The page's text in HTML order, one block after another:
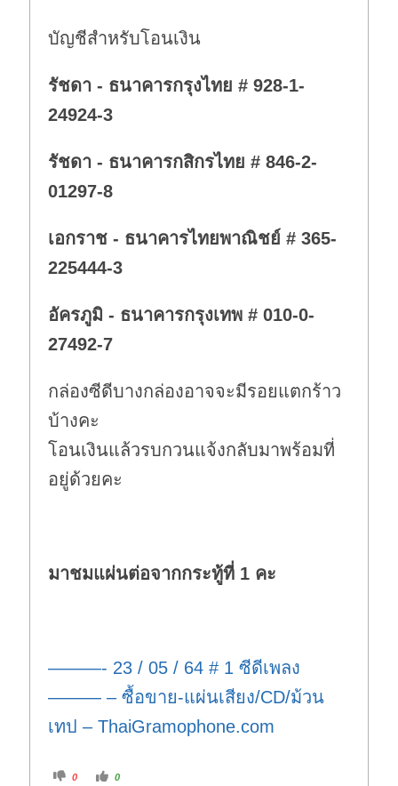
บัญชีสำหรับโอนเงิน
รัชดา - ธนาคารกรุงไทย # 928-1-
24924-3
รัชดา - ธนาคารกสิกรไทย # 846-2-
01297-8
เอกราช - ธนาคารไทยพาณิชย์ # 365-
225444-3
อัครภูมิ - ธนาคารกรุงเทพ # 010-0-
27492-7
กล่องซีดีบางกล่องอาจจะมีรอยแตกร้าว
บ้างคะ
โอนเงินแล้วรบกวนแจ้งกลับมาพร้อมที่
อยู่ด้วยคะ
มาชมแผ่นต่อจากกระทู้ที่ 1 คะ
———- 23 / 05 / 64 # 1 ซีดีเพลง
——— – ซื้อขาย-แผ่นเสียง/CD/ม้วน
เทป – ThaiGramophone.com
C 0
C 0